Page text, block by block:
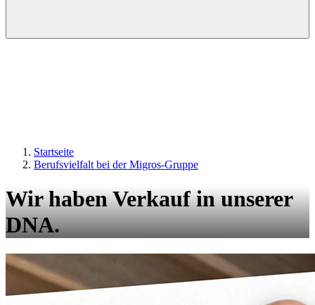
Startseite
Berufsvielfalt bei der Migros-Gruppe
Wir haben Verkauf in unserer
DNA.